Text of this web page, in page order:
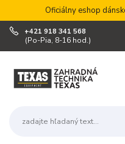
Oficiálny eshop
+421 918 341 568
(Po-Pia, 8-16 hod.)